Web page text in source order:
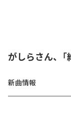
がしらさん、
新曲情報